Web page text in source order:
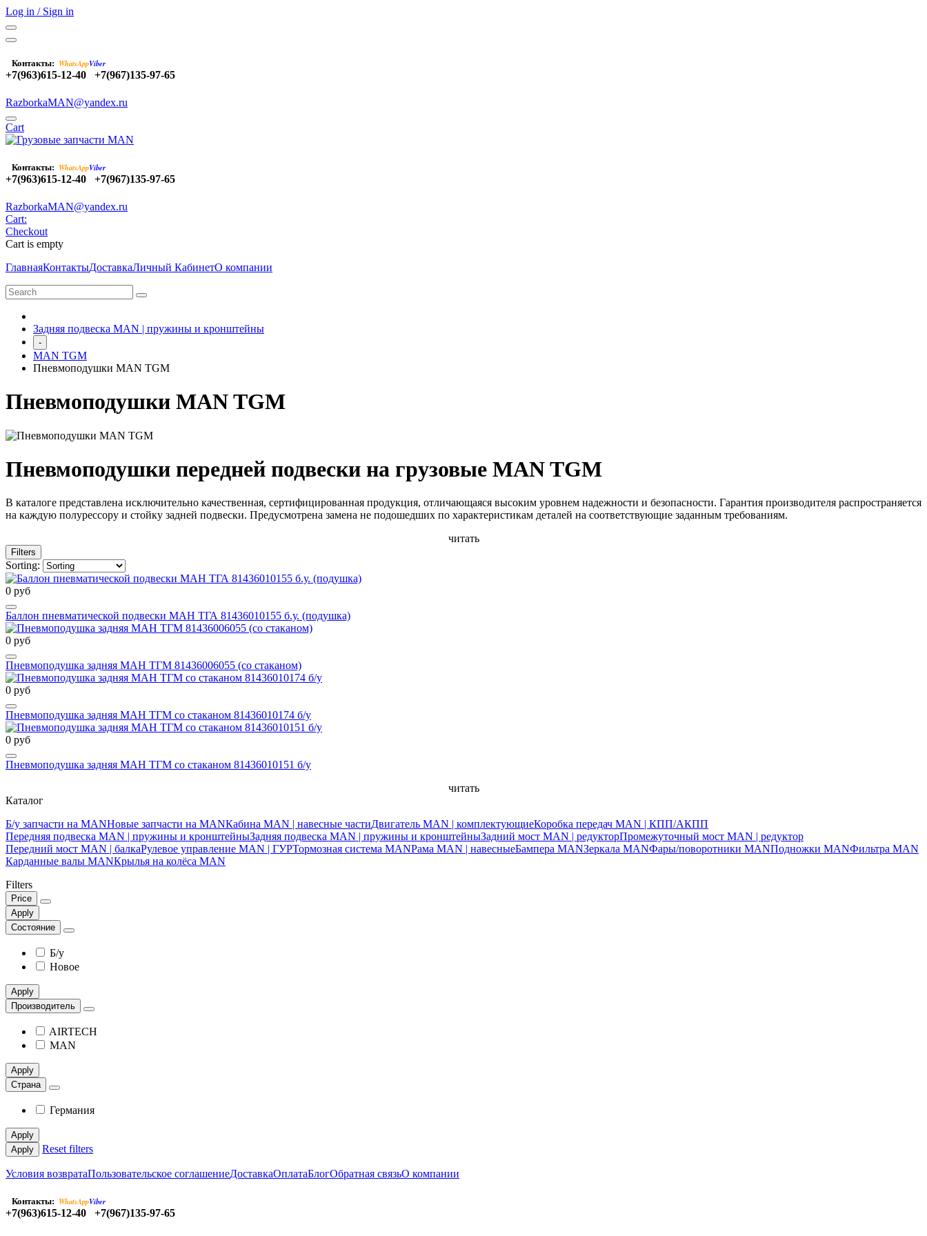
Log in / Sign in
Контакты: WhatsAppViber
+7(963)615-12-40 +7(967)135-97-65
RazborkaMAN@yandex.ru
Cart
Контакты: WhatsAppViber
+7(963)615-12-40 +7(967)135-97-65
RazborkaMAN@yandex.ru
Cart:
Checkout
Cart is empty
ГлавнаяКонтактыДоставкаЛичный КабинетО компании
Задняя подвеска MAN | пружины и кронштейны
-
MAN TGM
Пневмоподушки MAN TGM
Пневмоподушки MAN TGM
Пневмоподушки передней подвески на грузовые MAN TGM
В каталоге представлена исключительно качественная, сертифицированная продукция, отличающаяся высоким уровнем надежности и безопасности. Гарантия производителя распространяется
на каждую полурессору и стойку задней подвески. Предусмотрена замена не подошедших по характеристикам деталей на соответствующие заданным требованиям.
читать
Filters
Sorting:
0 руб
Баллон пневматической подвески МАН ТГА 81436010155 б.у. (подушка)
0 руб
Пневмоподушка задняя МАН ТГМ 81436006055 (со стаканом)
0 руб
Пневмоподушка задняя МАН ТГМ со стаканом 81436010174 б/у
0 руб
Пневмоподушка задняя МАН ТГМ со стаканом 81436010151 б/у
читать
Каталог
Б/у запчасти на MANНовые запчасти на MANКабина MAN | навесные частиДвигатель MAN | комплектующиеКоробка передач MAN | КПП/АКПП
Передняя подвеска MAN | пружины и кронштейныЗадняя подвеска MAN | пружины и кронштейныЗадний мост MAN | редукторПромежуточный мост MAN | редуктор
Передний мост MAN | балкаРулевое управление MAN | ГУРТормозная система MANРама MAN | навесныеБампера MANЗеркала MANФары/поворотники MANПодножки MANФильтра MAN
Карданные валы MANКрылья на колёса MAN
Filters
Price
Apply
Состояние
Б/у
Новое
Apply
Производитель
AIRTECH
MAN
Apply
Страна
Германия
Apply
Apply
Reset filters
Условия возвратаПользовательское соглашениеДоставкаОплатаБлогОбратная связьО компании
Контакты: WhatsAppViber
+7(963)615-12-40 +7(967)135-97-65